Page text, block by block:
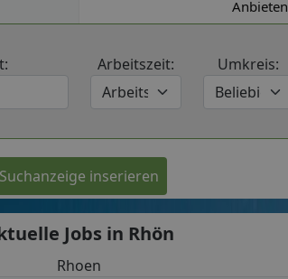
Anbieten
Arbeitszeit: Umkreis:
Suchanzeige inserieren
Jobs in Rhön
Rhoen